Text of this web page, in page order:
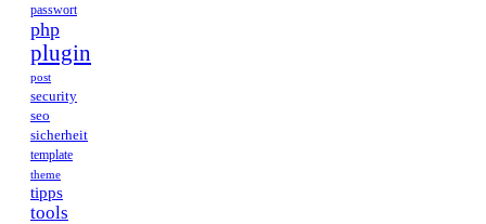
passwort
php
plugin
post
security
seo
sicherheit
template
theme
tipps
tools